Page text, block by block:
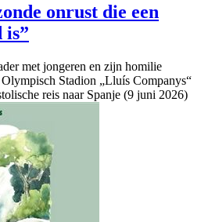
onrust die een
is”
met jongeren en zijn homilie
Stadion „Lluís Companys“
reis naar Spanje (9 juni 2026)